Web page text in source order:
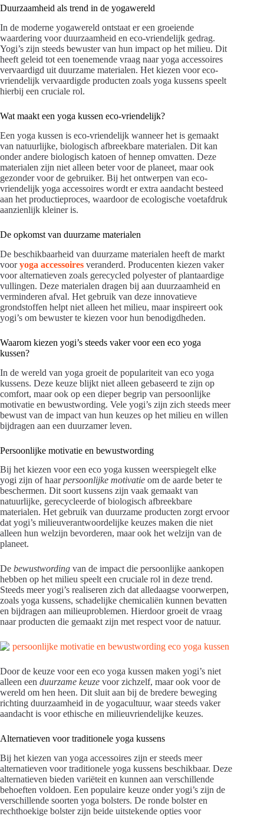
Duurzaamheid als trend in de yogawereld
In de moderne yogawereld ontstaat er een groeiende
waardering voor duurzaamheid en eco-vriendelijk gedrag.
Yogi’s zijn steeds bewuster van hun impact op het milieu. Dit
heeft geleid tot een toenemende vraag naar yoga accessoires
vervaardigd uit duurzame materialen. Het kiezen voor eco-
vriendelijk vervaardigde producten zoals yoga kussens speelt
hierbij een cruciale rol.
Wat maakt een yoga kussen eco-vriendelijk?
Een yoga kussen is eco-vriendelijk wanneer het is gemaakt
van natuurlijke, biologisch afbreekbare materialen. Dit kan
onder andere biologisch katoen of hennep omvatten. Deze
materialen zijn niet alleen beter voor de planeet, maar ook
gezonder voor de gebruiker. Bij het ontwerpen van eco-
vriendelijk yoga accessoires wordt er extra aandacht besteed
aan het productieproces, waardoor de ecologische voetafdruk
aanzienlijk kleiner is.
De opkomst van duurzame materialen
De beschikbaarheid van duurzame materialen heeft de markt
vooryoga accessoires veranderd. Producenten kiezen vaker
voor alternatieven zoals gerecycled polyester of plantaardige
vullingen. Deze materialen dragen bij aan duurzaamheid en
verminderen afval. Het gebruik van deze innovatieve
grondstoffen helpt niet alleen het milieu, maar inspireert ook
yogi’s om bewuster te kiezen voor hun benodigdheden.
Waarom kiezen yogi’s steeds vaker voor een eco yoga
kussen?
In de wereld van yoga groeit de populariteit van eco yoga
kussens. Deze keuze blijkt niet alleen gebaseerd te zijn op
comfort, maar ook op een dieper begrip van persoonlijke
motivatie en bewustwording. Vele yogi’s zijn zich steeds meer
bewust van de impact van hun keuzes op het milieu en willen
bijdragen aan een duurzamer leven.
Persoonlijke motivatie en bewustwording
Bij het kiezen voor een eco yoga kussen weerspiegelt elke
yogi zijn of haarpersoonlijke motivatie om de aarde beter te
beschermen. Dit soort kussens zijn vaak gemaakt van
natuurlijke, gerecycleerde of biologisch afbreekbare
materialen. Het gebruik van duurzame producten zorgt ervoor
dat yogi’s milieuverantwoordelijke keuzes maken die niet
alleen hun welzijn bevorderen, maar ook het welzijn van de
planeet.
De bewustwording van de impact die persoonlijke aankopen
hebben op het milieu speelt een cruciale rol in deze trend.
Steeds meer yogi’s realiseren zich dat alledaagse voorwerpen,
zoals yoga kussens, schadelijke chemicaliën kunnen bevatten
en bijdragen aan milieuproblemen. Hierdoor groeit de vraag
naar producten die gemaakt zijn met respect voor de natuur.
Door de keuze voor een eco yoga kussen maken yogi’s niet
alleen een duurzame keuze voor zichzelf, maar ook voor de
wereld om hen heen. Dit sluit aan bij de bredere beweging
richting duurzaamheid in de yogacultuur, waar steeds vaker
aandacht is voor ethische en milieuvriendelijke keuzes.
Alternatieven voor traditionele yoga kussens
Bij het kiezen van yoga accessoires zijn er steeds meer
alternatieven voor traditionele yoga kussens beschikbaar. Deze
alternatieven bieden variëteit en kunnen aan verschillende
behoeften voldoen. Een populaire keuze onder yogi’s zijn de
verschillende soorten yoga bolsters. De ronde bolster en
rechthoekige bolster zijn beide uitstekende opties voor